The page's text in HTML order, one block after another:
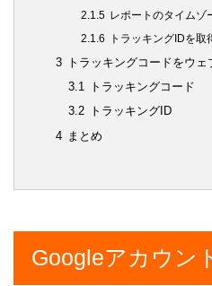
2.1.5 レポートのタイムゾ
2.1.6
トラッキングIDを取
3 トラッキングコードをウ
3.1
トラッキングコード
3.2
トラッキングID
4 まとめ
Googleアカウン